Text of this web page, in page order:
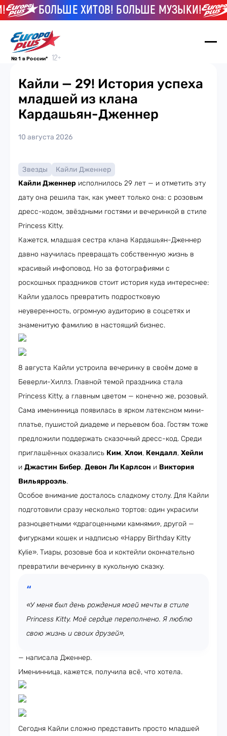
БОЛЬШЕ ХИТОВ! БОЛЬШЕ МУЗЫКИ!
№ 1 в России*
Кайли — 29! История успеха
младшей из клана
Кардашьян-Дженнер
10 августа 2026
Звезды
Кайли Дженнер
Кайли Дженнер исполнилось 29 лет — и отметить эту
дату она решила так, как умеет только она: с розовым
дресс-кодом, звёздными гостями и вечеринкой в стиле
Princess Kitty.
Кажется, младшая сестра клана Кардашьян-Дженнер
давно научилась превращать собственную жизнь в
красивый инфоповод. Но за фотографиями с
роскошных праздников стоит история куда интереснее:
Кайли удалось превратить подростковую
неуверенность, огромную аудиторию в соцсетях и
знаменитую фамилию в настоящий бизнес.
8 августа Кайли устроила вечеринку в своём доме в
Беверли-Хиллз. Главной темой праздника стала
Princess Kitty, а главным цветом — конечно же, розовый.
Сама именинница появилась в ярком латексном мини-
платье, пушистой диадеме и перьевом боа. Гостям тоже
предложили поддержать сказочный дресс-код. Среди
приглашённых оказались Ким, Хлои, Кендалл, Хейли
и Джастин Бибер, Девон Ли Карлсон и Виктория
Вильярроэль.
Особое внимание досталось сладкому столу. Для Кайли
подготовили сразу несколько тортов: один украсили
разноцветными «драгоценными камнями», другой —
фигурками кошек и надписью «Happy Birthday Kitty
Kylie». Тиары, розовые боа и коктейли окончательно
превратили вечеринку в кукольную сказку.
«У меня был день рождения моей мечты в стиле
Princess Kitty. Моё сердце переполнено. Я люблю
свою жизнь и своих друзей»,
— написала Дженнер.
Именинница, кажется, получила всё, что хотела.
Сегодня Кайли сложно представить просто младшей